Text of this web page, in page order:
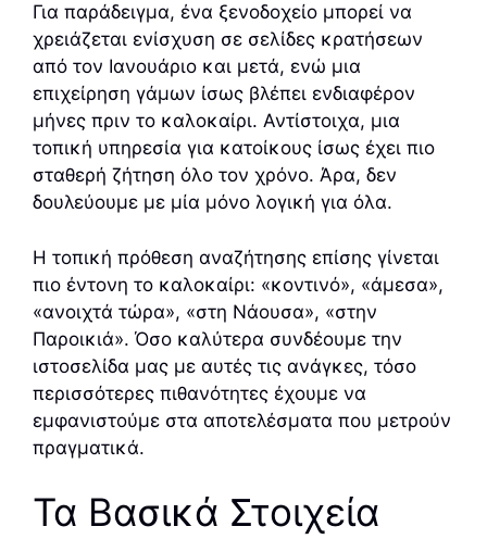
Για παράδειγμα, ένα ξενοδοχείο μπορεί να
χρειάζεται ενίσχυση σε σελίδες κρατήσεων
από τον Ιανουάριο και μετά, ενώ μια
επιχείρηση γάμων ίσως βλέπει ενδιαφέρον
μήνες πριν το καλοκαίρι. Αντίστοιχα, μια
τοπική υπηρεσία για κατοίκους ίσως έχει πιο
σταθερή ζήτηση όλο τον χρόνο. Άρα, δεν
δουλεύουμε με μία μόνο λογική για όλα.
Η τοπική πρόθεση αναζήτησης επίσης γίνεται
πιο έντονη το καλοκαίρι: «κοντινό», «άμεσα»,
«ανοιχτά τώρα», «στη Νάουσα», «στην
Παροικιά». Όσο καλύτερα συνδέουμε την
ιστοσελίδα μας με αυτές τις ανάγκες, τόσο
περισσότερες πιθανότητες έχουμε να
εμφανιστούμε στα αποτελέσματα που μετρούν
πραγματικά.
Τα Βασικά Στοιχεία